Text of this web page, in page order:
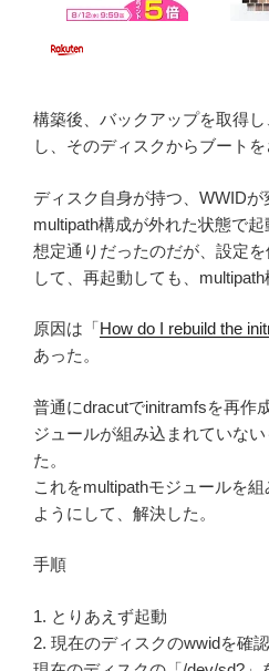
構築後、バックアップを取得
し、そのディスクからブートを
ディスク自身が持つ、WWIDが
multipath構成が外れた状態で
想定通りだったのだが、設定
して、再起動しても、multipath
原因は「How do I rebuild the
あった。
普通にdracutでinitramfsを再作
ジュールが組み込まれていな
た。
これをmultipathモジュールを
ようにして、解決した。
手順
1. とりあえず起動
2. 現在のディスクのwwidを確認